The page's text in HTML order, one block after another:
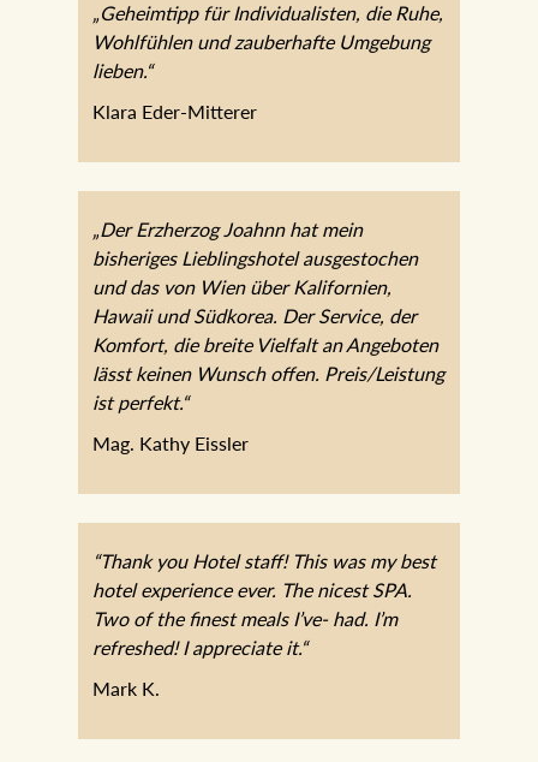
„Geheimtipp für Individualisten, die Ruhe,
Wohlfühlen und zauberhafte Umgebung
lieben.“
Klara Eder-Mitterer
„Der Erzherzog Joahnn hat mein
bisheriges Lieblingshotel ausgestochen
und das von Wien über Kalifornien,
Hawaii und Südkorea. Der Service, der
Komfort, die breite Vielfalt an Angeboten
lässt keinen Wunsch offen. Preis/Leistung
ist perfekt.“
Mag. Kathy Eissler
“Thank you Hotel staff! This was my best
hotel experience ever. The nicest SPA.
Two of the finest meals I’ve- had. I’m
refreshed! I appreciate it.“
Mark K.